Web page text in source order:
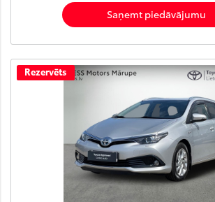
Saņemt piedāvājumu
Rezervēts